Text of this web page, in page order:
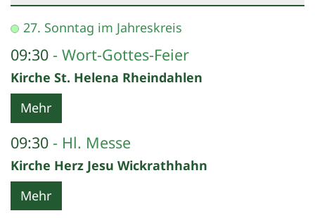
Datum: 4. Oktober 2026
27. Sonntag im Jahreskreis
09:30 Wort-Gottes-Feier
Kirche St. Helena Rheindahlen
Mehr
09:30 Hl. Messe
Kirche Herz Jesu Wickrathhahn
Mehr